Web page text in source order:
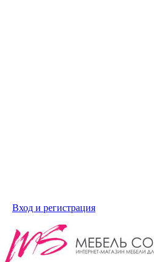
Вход и регистрация